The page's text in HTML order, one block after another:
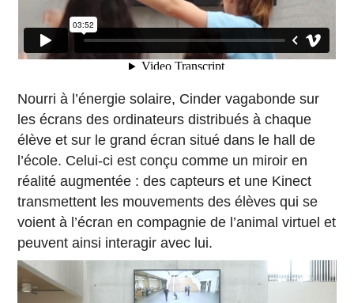
Nourri à l’énergie solaire, Cinder vagabonde sur
les écrans des ordinateurs distribués à chaque
élève et sur le grand écran situé dans le hall de
l’école. Celui-ci est conçu comme un miroir en
réalité augmentée : des capteurs et une Kinect
transmettent les mouvements des élèves qui se
voient à l’écran en compagnie de l’animal virtuel et
peuvent ainsi interagir avec lui.